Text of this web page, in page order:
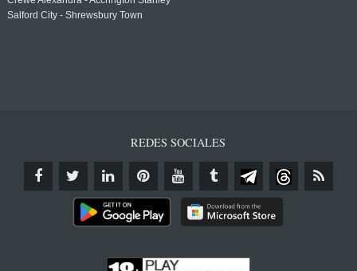
Salford City - Shrewsbury Town
REDES SOCIALES